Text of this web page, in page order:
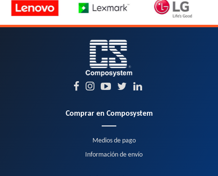
Comprar en Composystem
Medios de pago
Información de envío